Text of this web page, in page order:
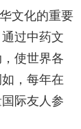
文化的重要
过中药文
使世界各
，每年在
际友人参